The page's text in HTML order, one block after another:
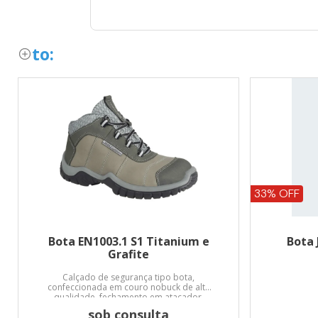
to:
Bota EN1003.1 S1 Titanium e
Grafite
Calçado de segurança tipo bota,
confeccionada em couro nobuck de alta
qualidade, fechamento em atacador,
forro em material não tecido, palmilha
sob consulta
33% OFF
Bota